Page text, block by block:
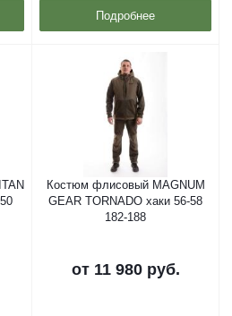
Подробнее
Костюм флисовый MAGNUM
GEAR TORNADO хаки 56-58
182-188
от 11 980 руб.